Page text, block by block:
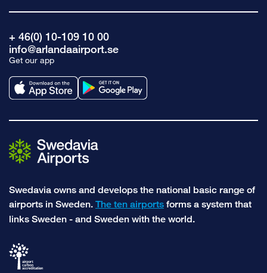
+ 46(0) 10-109 10 00
info@arlandaairport.se
Get our app
Swedavia owns and develops the national basic range of
airports in Sweden. The ten airports forms a system that
links Sweden - and Sweden with the world.